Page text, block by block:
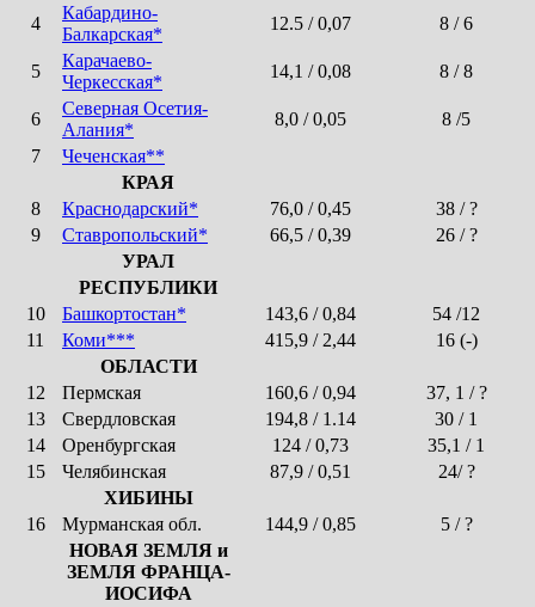
4
Кабардино-
Балкарская*
12.5 / 0,07 8 / 6
5
Карачаево-
Черкесская*
14,1 / 0,08 8 / 8
6
Северная Осетия-
Алания*
8,0 / 0,05
8 /5
7
Чеченская**
КРАЯ
8
Краснодарский* 76,0 / 0,45
38 / ?
9
Ставропольский* 66,5 / 0,39
26 / ?
УРАЛ
РЕСПУБЛИКИ
10
Башкортостан* 143,6 / 0,84
54 /12
11
Коми*** 415,9 / 2,44
16 (-)
ОБЛАСТИ
12
Пермская 160,6 / 0,94
37, 1 / ?
13
Свердловская 194,8 / 1.14
30 / 1
14
Оренбургская 124 / 0,73
35,1 / 1
15
Челябинская 87,9 / 0,51
24/ ?
ХИБИНЫ
16
Мурманская обл. 144,9 / 0,85
5 / ?
НОВАЯ ЗЕМЛЯ и
ЗЕМЛЯ ФРАНЦА-
ИОСИФА